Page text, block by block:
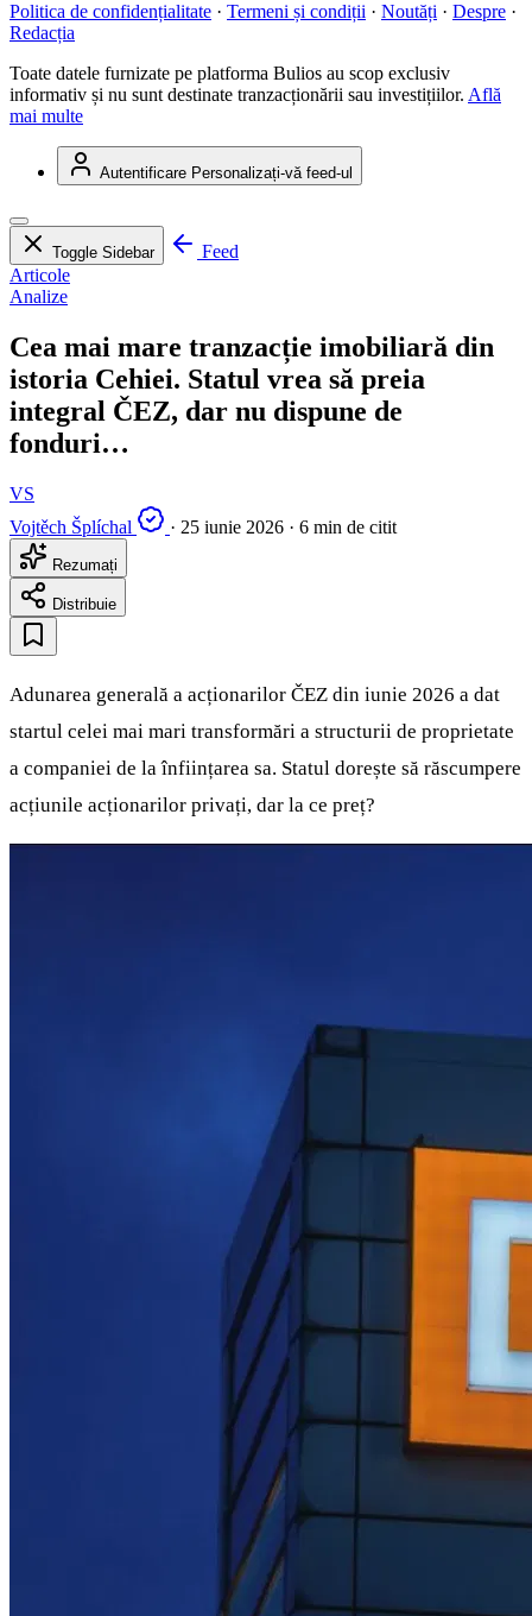
Politica de confidențialitate · Termeni și condiții · Noutăți · Despre ·
Redacția
Toate datele furnizate pe platforma Bulios au scop exclusiv
informativ și nu sunt destinate tranzacționării sau investițiilor. Află
mai multe
Autentificare Personalizați-vă feed-ul
Toggle Sidebar
Feed
Articole
Analize
Cea mai mare tranzacție imobiliară din
istoria Cehiei. Statul vrea să preia
integral ČEZ, dar nu dispune de
fonduri…
VS
Vojtěch Šplíchal
· 25 iunie 2026 · 6 min de citit
Rezumați
Distribuie
Adunarea generală a acționarilor ČEZ din iunie 2026 a dat
startul celei mai mari transformări a structurii de proprietate
a companiei de la înființarea sa. Statul dorește să răscumpere
acțiunile acționarilor privați, dar la ce preț?